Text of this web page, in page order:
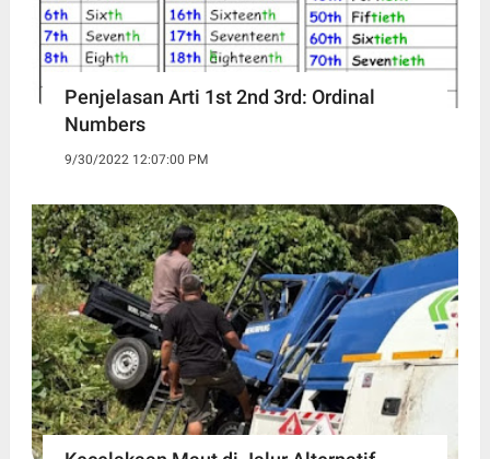
Penjelasan Arti 1st 2nd 3rd: Ordinal
Numbers
9/30/2022 12:07:00 PM